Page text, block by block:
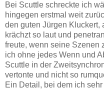
Bei Scuttle schreckte ich
hingegen erstmal weit
den guten Jürgen Kluckert,
krächzt so laut und
freute, wenn seine Szenen
ich ohne jedes Wenn und
Scuttle in der
vertonte und nicht so
Ein Detail, bei dem ich